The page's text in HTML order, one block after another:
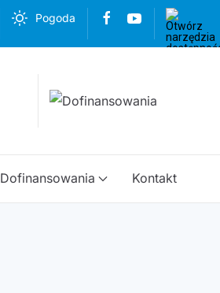
Pogoda
Dofinansowania Kontakt